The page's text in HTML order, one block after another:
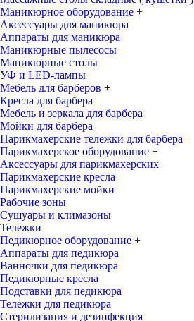
Маникюрное оборудование +
Аксессуары для маникюра
Аппараты для маникюра
Маникюрные пылесосы
Маникюрные столы
УФ и LED-лампы
Мебель для барберов +
Кресла для барбера
Мебель и зеркала для барбера
Мойки для барбера
Парикмахерские тележки для барбера
Парикмахерское оборудование +
Аксессуары для парикмахерских
Парикмахерские кресла
Парикмахерские мойки
Рабочие зоны
Сушуары и климазоны
Тележки
Педикюрное оборудование +
Аппараты для педикюра
Ванночки для педикюра
Педикюрные кресла
Подставки для педикюра
Тележки для педикюра
Стерилизация и дезинфекция